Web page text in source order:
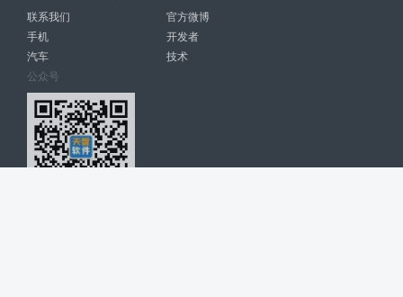
联系我们
官方微博
手机
开发者
汽车
技术
公众号